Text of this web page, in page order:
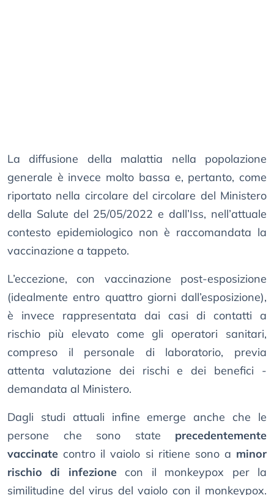
La diffusione della malattia nella popolazione
generale è invece molto bassa e, pertanto, come
riportato nella circolare del circolare del Ministero
della Salute del 25/05/2022 e dall’Iss, nell’attuale
contesto epidemiologico non è raccomandata la
vaccinazione a tappeto.
L’eccezione, con vaccinazione post-esposizione
(idealmente entro quattro giorni dall’esposizione),
è invece rappresentata dai casi di contatti a
rischio più elevato come gli operatori sanitari,
compreso il personale di laboratorio, previa
attenta valutazione dei rischi e dei benefici -
demandata al Ministero.
Dagli studi attuali infine emerge anche che le
persone che sono state precedentemente
vaccinate contro il vaiolo si ritiene sono a minor
rischio di infezionecon il monkeypox per la
similitudine del virus del vaiolo con il monkeypox.